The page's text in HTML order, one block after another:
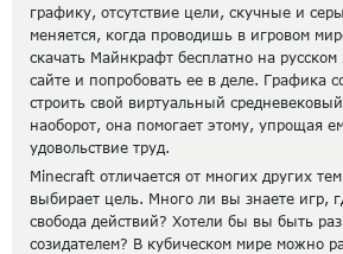
графику, отсутствие цели, скучные и
меняется, когда проводишь в игровом
скачать Майнкрафт бесплатно на
сайте и попробовать ее в деле. Графика
строить свой виртуальный
наоборот, она помогает этому, упрощая
удовольствие труд.
Minecraft отличается от многих других
выбирает цель. Много ли вы знаете игр,
свобода действий? Хотели бы вы быть
созидателем? В кубическом мире можно